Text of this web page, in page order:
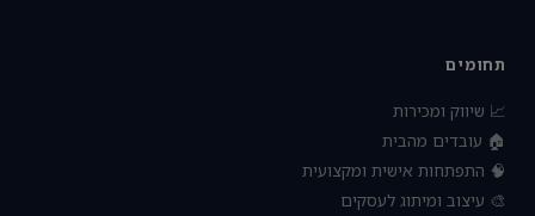
תחומים
📈 שיווק ומכירות
🏠 עובדים מהבית
🧠 התפתחות אישית ומקצועית
🎨 עיצוב ומיתוג לעסקים